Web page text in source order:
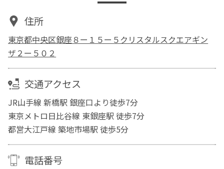
住所
東京都中央区銀座８ー１５ー５クリスタルスクエアギン
ザ２ー５０２
交通アクセス
JR山手線 新橋駅 銀座口より徒歩7分
東京メトロ日比谷線 東銀座駅 徒歩7分
都営大江戸線 築地市場駅 徒歩5分
電話番号